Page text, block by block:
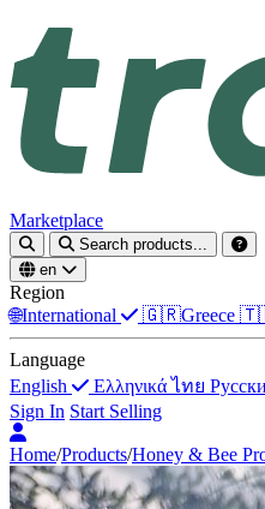
Marketplace
Search products...
en
Region
🌐International 🇬🇷Greece
Language
English
Ελληνικά ไทย
Sign In Start Selling
Home/Products/Honey & Bee